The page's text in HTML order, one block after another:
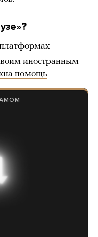
иностранным
помощь